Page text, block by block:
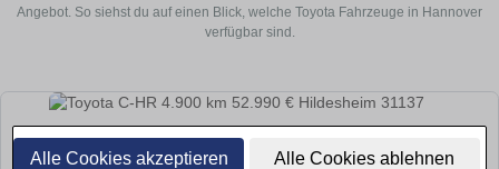
Alle Cookies akzeptieren Alle Cookies ablehnen
Angebot. So siehst du auf einen Blick, welche Toyota Fahrzeuge in Hannover
verfügbar sind.